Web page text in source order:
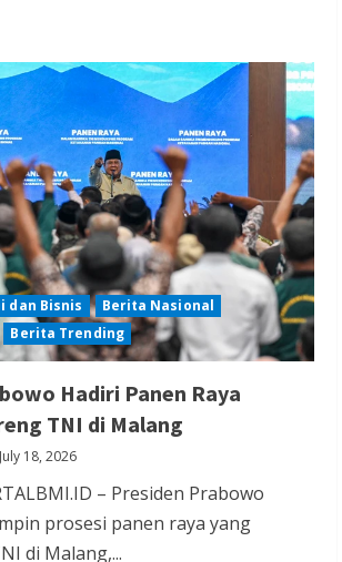
dan Bisnis
Berita Nasional
Berita Trending
Hadiri Panen Raya
TNI di Malang
July 18, 2026
– Presiden Prabowo
prosesi panen raya yang
di Malang,...